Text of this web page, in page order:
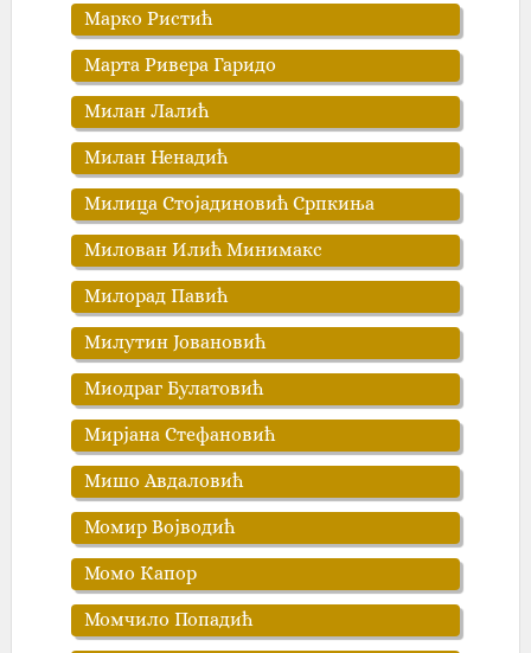
Марко Ристић
Марта Ривера Гаридо
Милан Лалић
Милан Ненадић
Милица Стојадиновић Српкиња
Милован Илић Минимакс
Милорад Павић
Милутин Јовановић
Миодраг Булатовић
Мирјана Стефановић
Мишо Авдаловић
Момир Војводић
Момо Капор
Момчило Попадић